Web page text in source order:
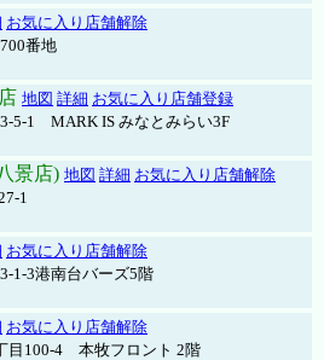
お気に入り店舗解除
番地
地図 詳細 お気に入り店舗登録
5-1 MARK IS みなとみらい3F
景店) 地図 詳細 お気に入り店舗解除
1
お気に入り店舗解除
1-3港南台バーズ5階
お気に入り店舗解除
目100-4 本牧フロント 2階